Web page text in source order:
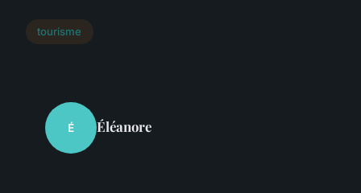
tourisme
É Éléanore